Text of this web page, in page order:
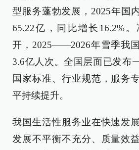
型服务蓬勃发展，2025年国
65.22亿，同比增长16.2%
开，2025——2026年雪季我
3.6亿人次。全国层面已发布
国家标准、行业规范，服务
平持续提升。
我国生活性服务业在快速发
发展不平衡不充分、质量效